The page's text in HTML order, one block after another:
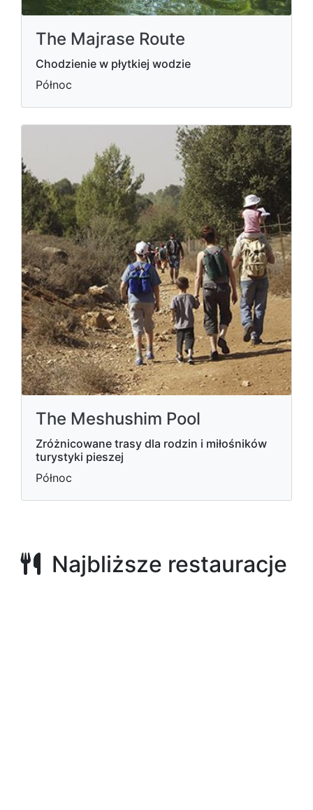
The Majrase Route
Chodzienie w płytkiej wodzie
Północ
The Meshushim Pool
Zróżnicowane trasy dla rodzin i miłośników
turystyki pieszej
Północ
Najbliższe restauracje